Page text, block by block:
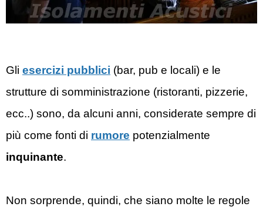
Gli esercizi pubblici (bar, pub e locali) e le
strutture di somministrazione (ristoranti, pizzerie,
ecc..) sono, da alcuni anni, considerate sempre di
più come fonti di rumore potenzialmente
inquinante.
Non sorprende, quindi, che siano molte le regole